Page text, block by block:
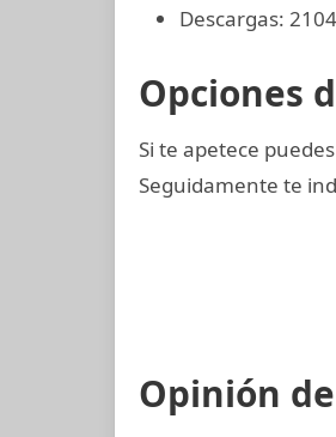
Descargas: 2104
Opciones
Si te apetece
Seguidamente te
Opinión